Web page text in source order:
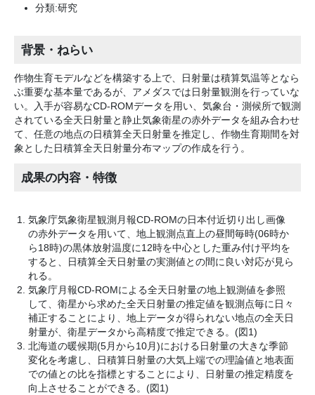
分類:研究
背景・ねらい
作物生育モデルなどを構築する上で、日射量は積算気温等となら
ぶ重要な基本量であるが、アメダスでは日射量観測を行っていな
い。入手が容易なCD-ROMデータを用い、気象台・測候所で観測
されている全天日射量と静止気象衛星の赤外データを組み合わせ
て、任意の地点の日積算全天日射量を推定し、作物生育期間を対
象とした日積算全天日射量分布マップの作成を行う。
成果の内容・特徴
気象庁気象衛星観測月報CD-ROMの日本付近切り出し画像
の赤外データを用いて、地上観測点直上の昼間毎時(06時か
ら18時)の黒体放射温度に12時を中心とした重み付け平均を
すると、日積算全天日射量の実測値との間に良い対応が見ら
れる。
気象庁月報CD-ROMによる全天日射量の地上観測値を参照
して、衛星から求めた全天日射量の推定値を観測点毎に日々
補正することにより、地上データが得られない地点の全天日
射量が、衛星データから高精度で推定できる。(図1)
北海道の暖候期(5月から10月)における日射量の大きな季節
変化を考慮し、日積算日射量の大気上端での理論値と地表面
での値との比を指標とすることにより、日射量の推定精度を
向上させることができる。(図1)